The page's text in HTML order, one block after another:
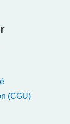
(CGU)